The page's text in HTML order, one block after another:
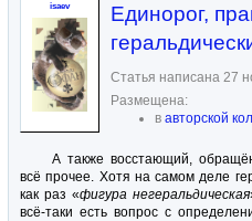
isaev
Единорог,
Статья написана 27
Размещена:
в авторской
А также восстающий,
всё прочее. Хотя на самом деле
как раз «фигура негеральдическая
всё-таки есть вопрос с